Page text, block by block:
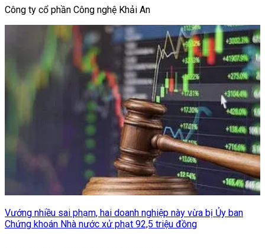
Công ty cổ phần Công nghệ Khải An
Vướng nhiều sai phạm, hai doanh nghiệp này vừa bị Ủy ban
Chứng khoán Nhà nước xử phạt 92,5 triệu đồng